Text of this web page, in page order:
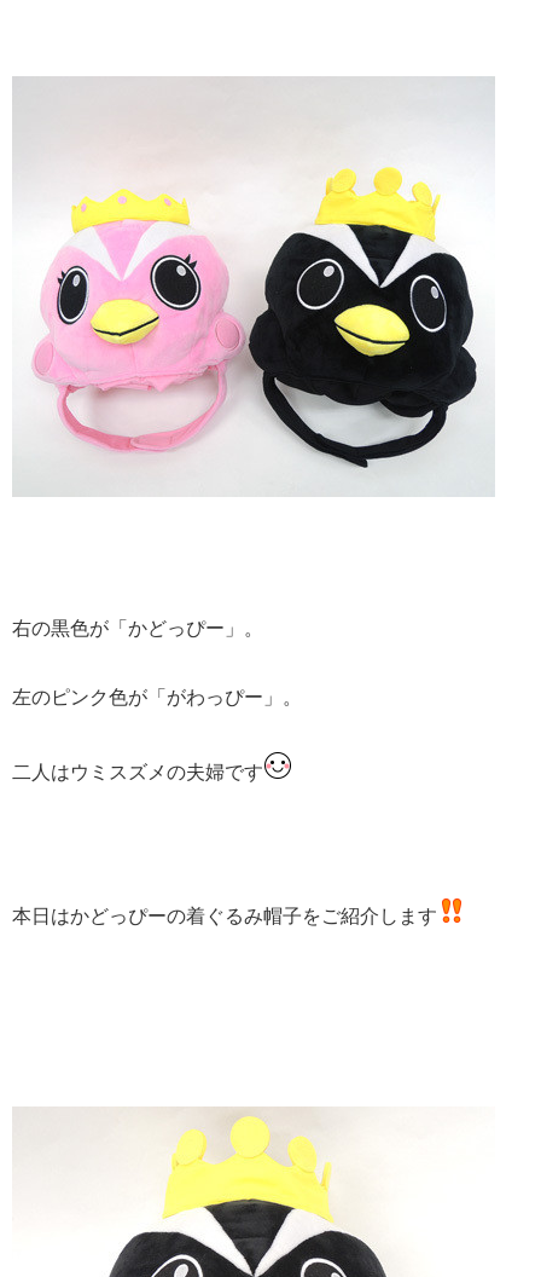
右の黒色が「かどっぴー」。
左のピンク色が「がわっぴー」。
二人はウミスズメの夫婦です
本日はかどっぴーの着ぐるみ帽子をご紹介します